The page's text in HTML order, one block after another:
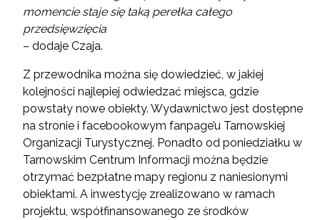
momencie staje się taką perełka całego
przedsięwzięcia
– dodaje Czaja.
Z przewodnika można się dowiedzieć, w jakiej
kolejności najlepiej odwiedzać miejsca, gdzie
powstały nowe obiekty. Wydawnictwo jest dostępne
na stronie i facebookowym fanpage’u Tarnowskiej
Organizacji Turystycznej. Ponadto od poniedziałku w
Tarnowskim Centrum Informacji można będzie
otrzymać bezpłatne mapy regionu z naniesionymi
obiektami. A inwestycję zrealizowano w ramach
projektu, współfinansowanego ze środków